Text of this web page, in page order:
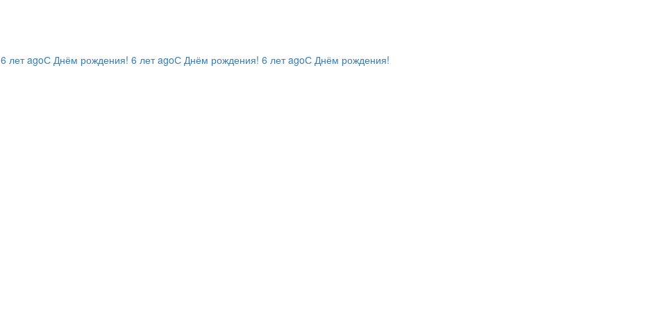
6 лет agoС Днём рождения! 6 лет agoС Днём рождения! 6 лет agoС Днём рождения!